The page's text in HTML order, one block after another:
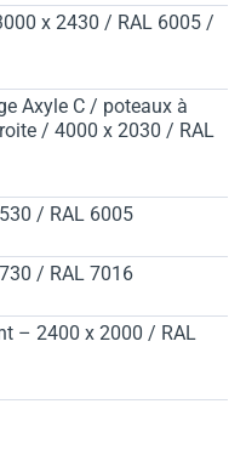
x 2430 / RAL 6005 /
Axyle C / poteaux à
/ 4000 x 2030 / RAL
/ RAL 6005
/ RAL 7016
– 2400 x 2000 / RAL